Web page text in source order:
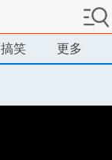
搞笑 更多